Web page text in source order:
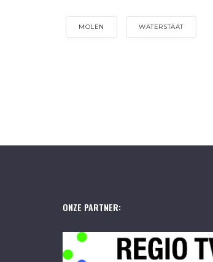
MOLEN WATERSTAAT
ONZE PARTNER: